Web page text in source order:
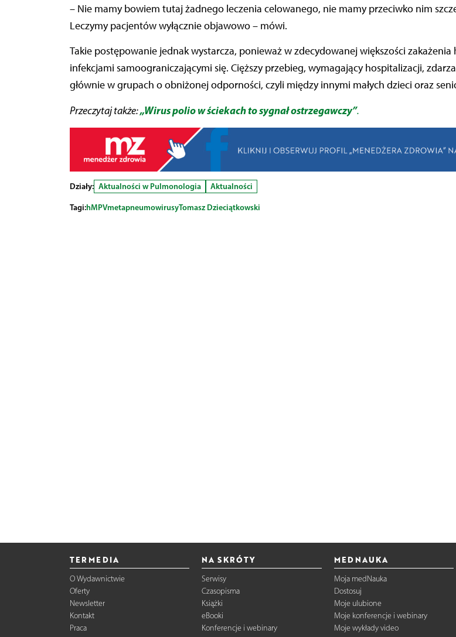
– Nie mamy bowiem tutaj żadnego leczenia celowanego, nie mamy przeciwko nim
Leczymy pacjentów wyłącznie objawowo – mówi.
Takie postępowanie jednak wystarcza, ponieważ w zdecydowanej większości zakażenia
infekcjami samoograniczającymi się. Cięższy przebieg, wymagający hospitalizacji,
głównie w grupach o obniżonej odporności, czyli między innymi małych dzieci oraz
Przeczytaj także:„Wirus polio w ściekach to sygnał ostrzegawczy”.
Działy: Aktualności w Pulmonologia
Aktualności
Tagi:hMPVmetapneumowirusyTomasz Dzieciątkowski
TERMEDIA
O Wydawnictwie
Oferty
Newsletter
Kontakt
Praca
NA SKRÓTY
Serwisy
Czasopisma
Książki
eBooki
Konferencje i webinary
MEDNAUKA
Moja medNauka
Dostosuj
Moje ulubione
Moje konferencje i webinary
Moje wykłady video